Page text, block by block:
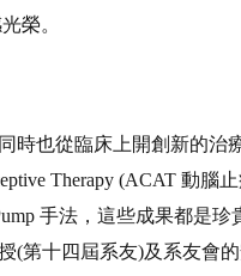
榮。
時也從臨床上開創新的治
Therapy (ACAT 動腦
手法，這些成果都是珍
(第十四屆系友)及系友會